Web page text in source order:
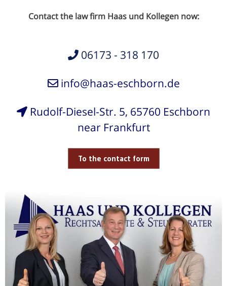
Contact the law firm Haas und Kollegen now:
06173 - 318 170
info@haas-eschborn.de
Rudolf-Diesel-Str. 5, 65760 Eschborn
near Frankfurt
To the contact form